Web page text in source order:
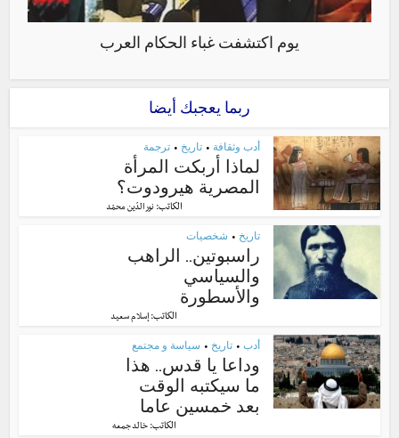
يوم اكتشفت غباء الحكام العرب
ربما يعجبك أيضا
أدب وثقافة • تاريخ • ترجمة
لماذا أربكت المرأة
المصرية هيرودوت؟
الكاتب:نور الدّين محمّد
تاريخ • شخصيات
راسبوتين.. الراهب
والسياسي
والأسطورة
الكاتب: إسلام سعيد
أدب • تاريخ • سياسة و مجتمع
وداعا يا قدس.. هذا
ما سيكتبه الوقت
بعد خمسين عاما
الكاتب:خالد جمعه